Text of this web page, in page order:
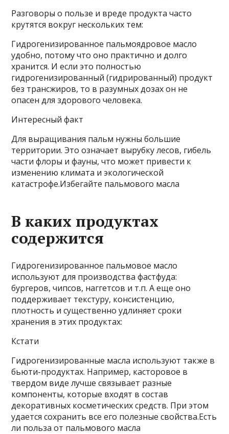
Разговоры о пользе и вреде продукта часто
крутятся вокруг нескольких тем:
Гидрогенизированное пальмоядровое масло
удобно, потому что оно практично и долго
хранится. И если это полностью
гидрогенизированный (гидрированный) продукт
без трансжиров, то в разумных дозах он не
опасен для здорового человека.
Интересный факт
Для выращивания пальм нужны большие
территории. Это означает вырубку лесов, гибель
части флоры и фауны, что может привести к
изменению климата и экологической
катастрофе.Избегайте пальмового масла
В каких продуктах
содержится
Гидрогенизированное пальмовое масло
используют для производства фастфуда:
бургеров, чипсов, наггетсов и т.п. А еще оно
поддерживает текстуру, консистенцию,
плотность и существенно удлиняет сроки
хранения в этих продуктах:
Кстати
Гидрогенизированные масла используют также в
бьюти-продуктах. Например, касторовое в
твердом виде лучше связывает разные
компоненты, которые входят в состав
декоративных косметических средств. При этом
удается сохранить все его полезные свойства.Есть
ли польза от пальмового масла